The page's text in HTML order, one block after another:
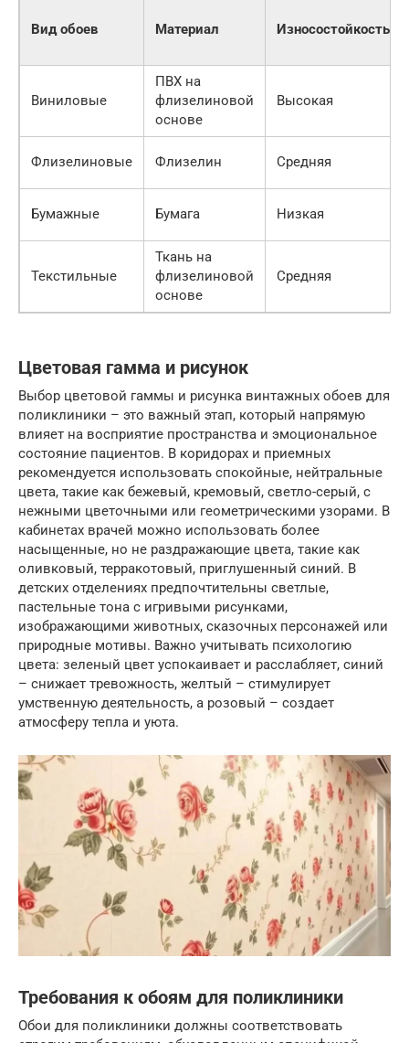
Вид обоев Материал Износостойкость
Виниловые
ПВХ на
флизелиновой
основе
Высокая
Флизелиновые Флизелин Средняя
Бумажные Бумага Низкая
Текстильные
Ткань на
флизелиновой
основе
Средняя
Цветовая гамма и рисунок
Выбор цветовой гаммы и рисунка винтажных обоев для
поликлиники – это важный этап, который напрямую
влияет на восприятие пространства и эмоциональное
состояние пациентов. В коридорах и приемных
рекомендуется использовать спокойные, нейтральные
цвета, такие как бежевый, кремовый, светло-серый, с
нежными цветочными или геометрическими узорами. В
кабинетах врачей можно использовать более
насыщенные, но не раздражающие цвета, такие как
оливковый, терракотовый, приглушенный синий. В
детских отделениях предпочтительны светлые,
пастельные тона с игривыми рисунками,
изображающими животных, сказочных персонажей или
природные мотивы. Важно учитывать психологию
цвета: зеленый цвет успокаивает и расслабляет, синий
– снижает тревожность, желтый – стимулирует
умственную деятельность, а розовый – создает
атмосферу тепла и уюта.
Требования к обоям для поликлиники
Обои для поликлиники должны соответствовать